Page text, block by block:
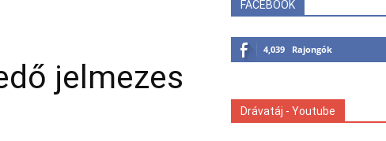
jelmezes
FACEBOOK
4,039 Rajongók
Drávatáj - Youtube